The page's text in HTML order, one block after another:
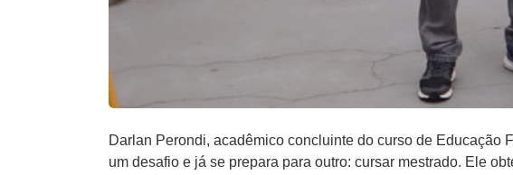
Darlan Perondi, acadêmico concluinte do curso de Educação
um desafio e já se prepara para outro: cursar mestrado. Ele